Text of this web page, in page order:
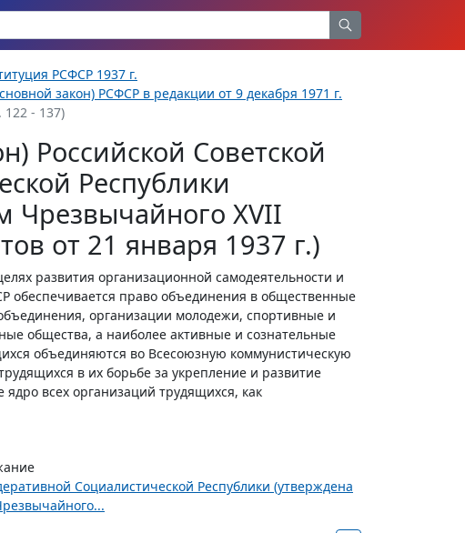
РСФСР 1937 г.
закон) РСФСР в редакции от 9 декабря 1971 г.
122 - 137)
Российской Советской
Республики
Чрезвычайного XVII
от 21 января 1937 г.)
развития организационной самодеятельности и
обеспечивается право объединения в общественные
организации молодежи, спортивные и
общества, а наиболее активные и сознательные
объединяются во Всесоюзную коммунистическую
в их борьбе за укрепление и развитие
всех организаций трудящихся, как
Социалистической Республики (утверждена